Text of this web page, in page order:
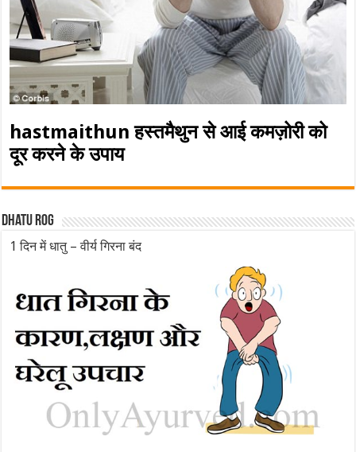
hastmaithun हस्तमैथुन से आई कमज़ोरी को
दूर करने के उपाय
Dhatu rog
1 दिन में धातु – वीर्य गिरना बंद